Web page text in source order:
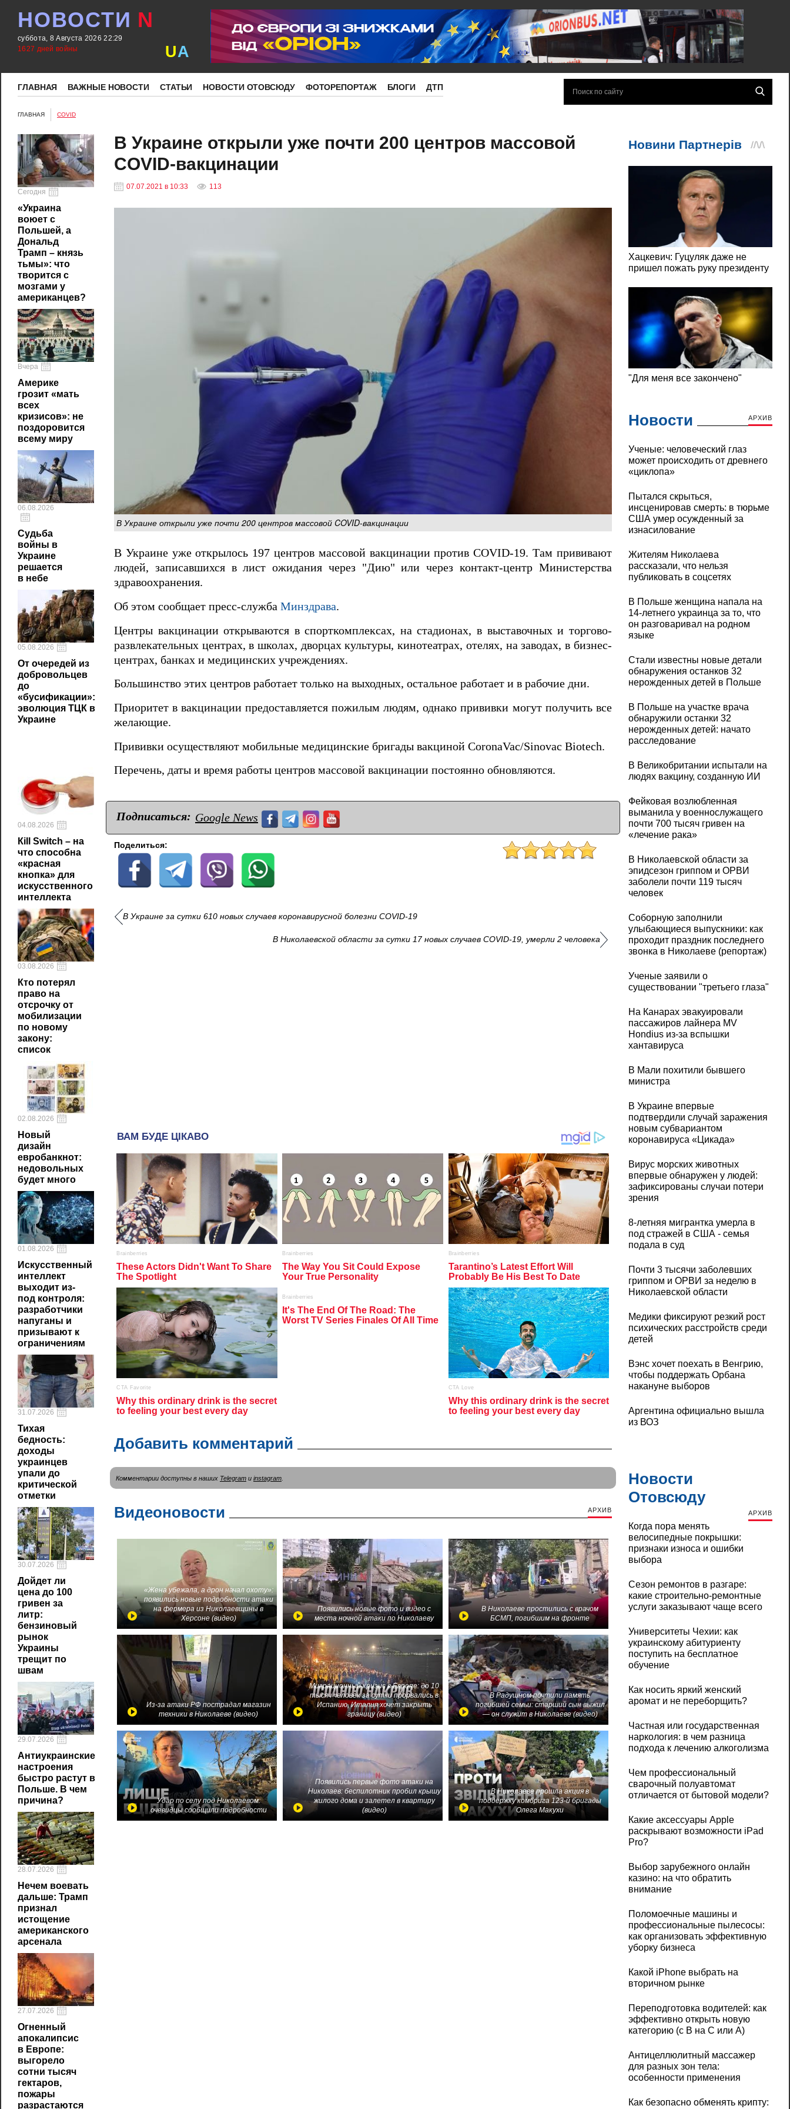
НОВОСТИ N
суббота, 8 Августа 2026 22:29
1627 дней войны
UA
ГЛАВНАЯ ВАЖНЫЕ НОВОСТИ СТАТЬИ НОВОСТИ ОТОВСЮДУ ФОТОРЕПОРТАЖ БЛОГИ ДТП
ГЛАВНАЯ COVID
Сегодня
«Украина
воюет с
Польшей, а
Дональд
Трамп – князь
тьмы»: что
творится с
мозгами у
американцев?
Вчера
Америке
грозит «мать
всех
кризисов»: не
поздоровится
всему миру
06.08.2026
Судьба
войны в
Украине
решается
в небе
05.08.2026
От очередей из
добровольцев
до
«бусификации»:
эволюция ТЦК в
Украине
04.08.2026
Кill Switch – на
что способна
«красная
кнопка» для
искусственного
интеллекта
03.08.2026
Кто потерял
право на
отсрочку от
мобилизации
по новому
закону:
список
02.08.2026
Новый
дизайн
евробанкнот:
недовольных
будет много
01.08.2026
Искусственный
интеллект
выходит из-
под контроля:
разработчики
напуганы и
призывают к
ограничениям
31.07.2026
Тихая
бедность:
доходы
украинцев
упали до
критической
отметки
30.07.2026
Дойдет ли
цена до 100
гривен за
литр:
бензиновый
рынок
Украины
трещит по
швам
29.07.2026
Антиукраинские
настроения
быстро растут в
Польше. В чем
причина?
28.07.2026
Нечем воевать
дальше: Трамп
признал
истощение
американского
арсенала
27.07.2026
Огненный
апокалипсис
в Европе:
выгорело
сотни тысяч
гектаров,
пожары
разрастаются
В Украине открыли уже почти 200 центров массовой
COVID-вакцинации
07.07.2021 в 10:33 113
В Украине открыли уже почти 200 центров массовой COVID-вакцинации
В Украине уже открылось 197 центров массовой вакцинации против COVID-19. Там прививают
людей, записавшихся в лист ожидания через "Дию" или через контакт-центр Министерства
здравоохранения.
Об этом сообщает пресс-служба Минздрава.
Центры вакцинации открываются в спорткомплексах, на стадионах, в выставочных и торгово-
развлекательных центрах, в школах, дворцах культуры, кинотеатрах, отелях, на заводах, в бизнес-
центрах, банках и медицинских учреждениях.
Большинство этих центров работает только на выходных, остальное работает и в рабочие дни.
Приоритет в вакцинации предоставляется пожилым людям, однако прививки могут получить все
желающие.
Прививки осуществляют мобильные медицинские бригады вакциной CoronaVac/Sinovac Biotech.
Перечень, даты и время работы центров массовой вакцинации постоянно обновляются.
Подписаться: Google News
Поделиться:
В Украине за сутки 610 новых случаев коронавирусной болезни COVID-19
В Николаевской области за сутки 17 новых случаев COVID-19, умерли 2 человека
Добавить комментарий
Комментарии доступны в наших Telegram и instagram
Видеоновости АРХИВ
«Жена убежала, а дрон начал охоту»:
появились новые подробности атаки
на фермера из Николаевщины в
Херсоне (видео)
Появились новые фото и видео с
места ночной атаки по Николаеву
В Николаеве простились с врачом
БСМП, погибшим на фронте
Из-за атаки РФ пострадал магазин
техники в Николаеве (видео)
Миграционный кризис в Европе: до 10
тысяч человек за сутки прорвались в
Испанию, Италия хочет закрыть
границу (видео)
В Радушном почтили память
погибшей семьи: старший сын выжил
— он служит в Николаеве (видео)
Удар по селу под Николаевом:
очевидцы сообщили подробности
Появились первые фото атаки на
Николаев: беспилотник пробил крышу
жилого дома и залетел в квартиру
(видео)
В Николаеве прошла акция в
поддержку комбрига 123-й бригады
Олега Макухи
Новости АРХИВ
Ученые: человеческий глаз
может происходить от древнего
«циклопа»
Пытался скрыться,
инсценировав смерть: в тюрьме
США умер осужденный за
изнасилование
Жителям Николаева
рассказали, что нельзя
публиковать в соцсетях
В Польше женщина напала на
14-летнего украинца за то, что
он разговаривал на родном
языке
Стали известны новые детали
обнаружения останков 32
нерожденных детей в Польше
В Польше на участке врача
обнаружили останки 32
нерожденных детей: начато
расследование
В Великобритании испытали на
людях вакцину, созданную ИИ
Фейковая возлюбленная
выманила у военнослужащего
почти 700 тысяч гривен на
«лечение рака»
В Николаевской области за
эпидсезон гриппом и ОРВИ
заболели почти 119 тысяч
человек
Соборную заполнили
улыбающиеся выпускники: как
проходит праздник последнего
звонка в Николаеве (репортаж)
Ученые заявили о
существовании "третьего глаза"
На Канарах эвакуировали
пассажиров лайнера MV
Hondius из‑за вспышки
хантавируса
В Мали похитили бывшего
министра
В Украине впервые
подтвердили случай заражения
новым субвариантом
коронавируса «Цикада»
Вирус морских животных
впервые обнаружен у людей:
зафиксированы случаи потери
зрения
8-летняя мигрантка умерла в
под стражей в США - семья
подала в суд
Почти 3 тысячи заболевших
гриппом и ОРВИ за неделю в
Николаевской области
Медики фиксируют резкий рост
психических расстройств среди
детей
Вэнс хочет поехать в Венгрию,
чтобы поддержать Орбана
накануне выборов
Аргентина официально вышла
из ВОЗ
Новости
Отовсюду
АРХИВ
Когда пора менять
велосипедные покрышки:
признаки износа и ошибки
выбора
Сезон ремонтов в разгаре:
какие строительно-ремонтные
услуги заказывают чаще всего
Университеты Чехии: как
украинскому абитуриенту
поступить на бесплатное
обучение
Как носить яркий женский
аромат и не переборщить?
Частная или государственная
наркология: в чем разница
подхода к лечению алкоголизма
Чем профессиональный
сварочный полуавтомат
отличается от бытовой модели?
Какие аксессуары Apple
раскрывают возможности iPad
Pro?
Выбор зарубежного онлайн
казино: на что обратить
внимание
Поломоечные машины и
профессиональные пылесосы:
как организовать эффективную
уборку бизнеса
Какой iPhone выбрать на
вторичном рынке
Переподготовка водителей: как
эффективно открыть новую
категорию (с B на C или А)
Антицеллюлитный массажер
для разных зон тела:
особенности применения
Как безопасно обменять крипту: